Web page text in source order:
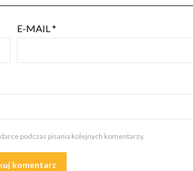
E-MAIL*
podczas pisania kolejnych komentarzy.